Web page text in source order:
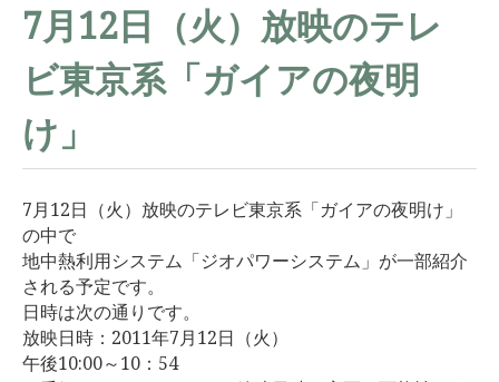
新築・移住・別荘・ リノベを
お考えの方へ
施工事例
イベント
よくある質問
ライブラリー
お客様の声
7月12日（火）放映のテレ
ビ東京系「ガイアの夜明
け」
7月12日（火）放映のテレビ東京系「ガイアの夜明け」
の中で
地中熱利用システム「ジオパワーシステム」が一部紹介
される予定です。
日時は次の通りです。
放映日時：2011年7月12日（火）
午後10:00～10：54